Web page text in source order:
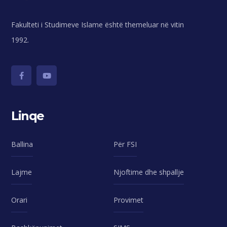
Fakulteti i Studimeve Islame është themeluar në vitin
1992.
Linqe
Ballina Për FSI
Lajme Njoftime dhe shpallje
Orari Provimet